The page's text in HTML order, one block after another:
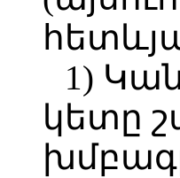
1)
կետը